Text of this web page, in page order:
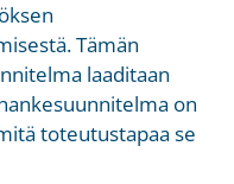
Tämän
laaditaan
on
toteutustapaa se